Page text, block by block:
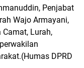
Penjabat
Wajo Armayani,
Camat, Lurah,
DPRD